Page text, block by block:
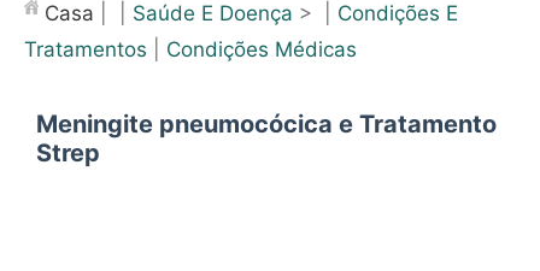
Saúde
Casa Saúde E Doença > | Condições E
Tratamentos
Condições Médicas
Meningite pneumocócica e Tratamento
Strep